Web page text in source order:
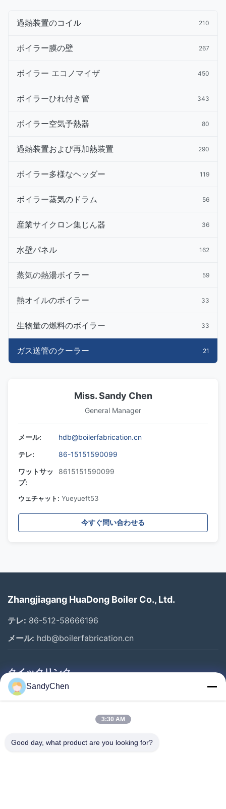
過熱装置のコイル 210
ボイラー膜の壁 267
ボイラー エコノマイザ 450
ボイラーひれ付き管 343
ボイラー空気予熱器 80
過熱装置および再加熱装置 290
ボイラー多様なヘッダー 119
ボイラー蒸気のドラム 56
産業サイクロン集じん器 36
水壁パネル 162
蒸気の熱湯ボイラー 59
熱オイルのボイラー 33
生物量の燃料のボイラー 33
ガス送管のクーラー 21
Miss. Sandy Chen
General Manager
メール:
hdb@boilerfabrication.cn
テレ:
86-15151590099
ワットサッ
プ:
8615151590099
ウェチャット: Yueyueft53
今すぐ問い合わせる
Zhangjiagang HuaDong Boiler Co., Ltd.
テレ: 86-512-58666196
メール: hdb@boilerfabrication.cn
クイックリンク
家
私達について
SandyChen
3:30 AM
Good day, what product are you looking for?